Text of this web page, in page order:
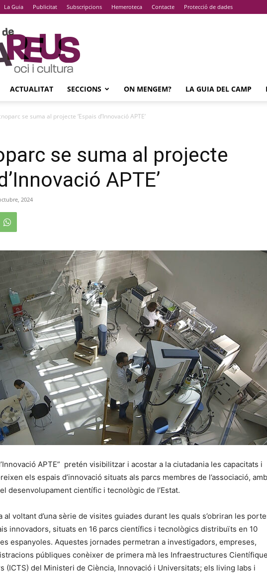
La Guia Publicitat Subscripcions Hemeroteca Contacte Protecció de dades
La
Guia
De
Reus
ACTUALITAT SECCIONS ON MENGEM? LA GUIA DEL CAMP
se suma al projecte ‘Espais d’Innovació APTE’
se suma al projecte
APTE’
2024
APTE” pretén visibilitzar i acostar a la ciutadania les capacitats i
els espais d’innovació situats als parcs membres de l’associació, amb
el desenvolupament científic i tecnològic de l’Estat.
al voltant d’una sèrie de visites guiades durant les quals s’obriran les
innovadors, situats en 16 parcs científics i tecnològics distribuïts en 10
espanyoles. Aquestes jornades permetran a investigadors, empreses,
públiques conèixer de primera mà les Infraestructures
(ICTS) del Ministeri de Ciència, Innovació i Universitats; els living labs i